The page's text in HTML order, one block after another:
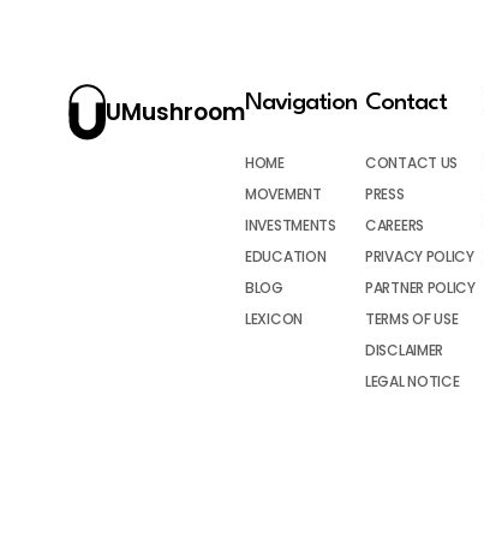
UMushroomNavigation
HOME
MOVEMENT
INVESTMENTS
EDUCATION
BLOG
LEXICON
Contact
CONTACT US
PRESS
CAREERS
PRIVACY POLICY
PARTNER POLICY
TERMS OF USE
DISCLAIMER
LEGAL NOTICE